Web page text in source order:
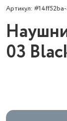
Артикул:
03